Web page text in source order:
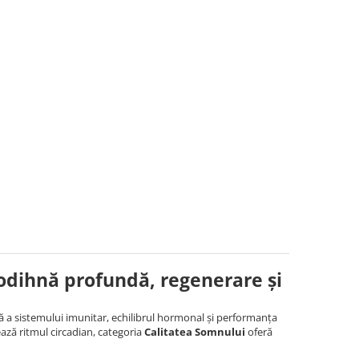
profundă, regenerare și
a sistemului imunitar, echilibrul hormonal și performanța
ritmul circadian, categoriaCalitatea Somnului oferă